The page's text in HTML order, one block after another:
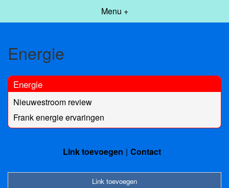
Menu +
Energie
Energie
Nieuwestroom review
Frank energie ervaringen
Link toevoegen Contact
Link toevoegen